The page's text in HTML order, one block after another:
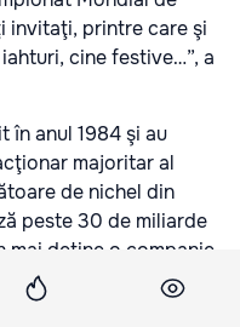
invitaţi, printre care şi
cine festive…”, a
în anul 1984 şi au
majoritar al
de nichel din
peste 30 de miliarde
mai deţine o companie
farmaceutică şi